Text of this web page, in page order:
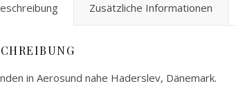
Zusätzliche Informationen
in Aerosund nahe Haderslev, Dänemark.